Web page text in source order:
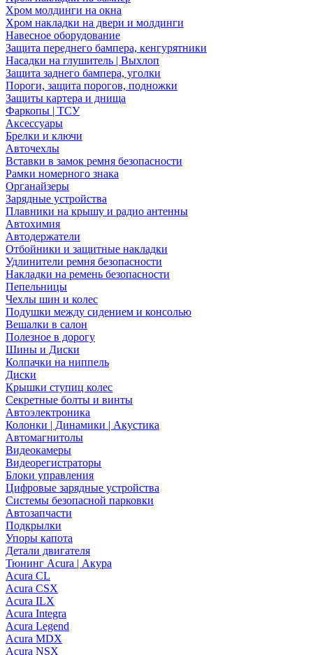
Хром молдинги на окна
Хром накладки на двери и молдинги
Навесное оборудование
Защита переднего бампера, кенгурятники
Насадки на глушитель | Выхлоп
Защита заднего бампера, уголки
Пороги, защита порогов, подножки
Защиты картера и днища
Фаркопы | ТСУ
Аксессуары
Брелки и ключи
Авточехлы
Вставки в замок ремня безопасности
Рамки номерного знака
Органайзеры
Зарядные устройства
Плавники на крышу и радио антенны
Автохимия
Автодержатели
Отбойники и защитные накладки
Удлинители ремня безопасности
Накладки на ремень безопасности
Пепельницы
Чехлы шин и колес
Подушки между сидением и консолью
Вешалки в салон
Полезное в дорогу
Шины и Диски
Колпачки на ниппель
Диски
Крышки ступиц колес
Секретные болты и винты
Автоэлектроника
Колонки | Динамики | Акустика
Автомагнитолы
Видеокамеры
Видеорегистраторы
Блоки управления
Цифровые зарядные устройства
Системы безопасной парковки
Автозапчасти
Подкрылки
Упоры капота
Детали двигателя
Тюнинг Acura | Акура
Acura CL
Acura CSX
Acura ILX
Acura Integra
Acura Legend
Acura MDX
Acura NSX